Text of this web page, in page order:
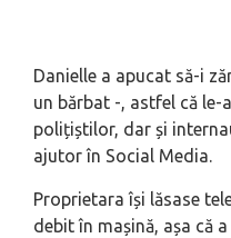
Danielle a apucat să-i
un bărbat -, astfel că
polițiștilor, dar și
ajutor în Social Media.
Proprietara își lăsase
debit în mașină, așa că